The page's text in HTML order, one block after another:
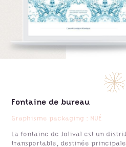
Fontaine de bureau
Graphisme packaging : NUÉ
La fontaine de Jolival est un
transportable, destinée